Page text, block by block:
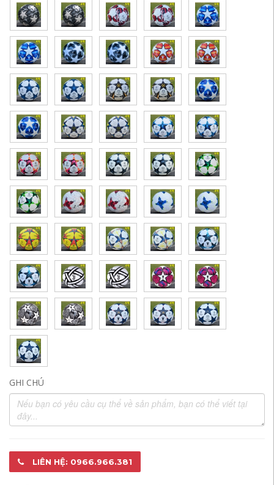
GHI CHÚ
LIÊN HỆ: 0966.966.381